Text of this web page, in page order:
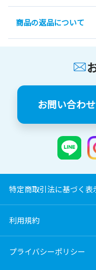
商品の返品について
お問い合わ
特定商取引法に基づく表
利用規約
プライバシーポリシー